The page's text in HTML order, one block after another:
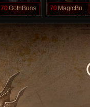
70GothBuns 70 MagicBuns